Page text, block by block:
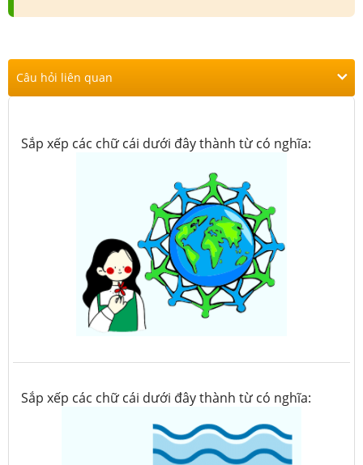
Câu hỏi liên quan
Sắp xếp các chữ cái dưới đây thành từ có nghĩa:
Sắp xếp các chữ cái dưới đây thành từ có nghĩa: